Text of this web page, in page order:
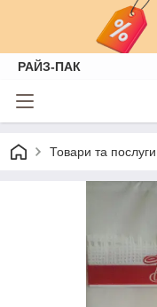
РАЙЗ-ПАК
Товари та послуги